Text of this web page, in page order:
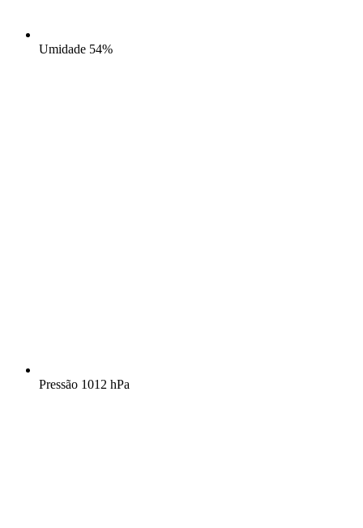
Umidade 54%
Pressão 1012 hPa